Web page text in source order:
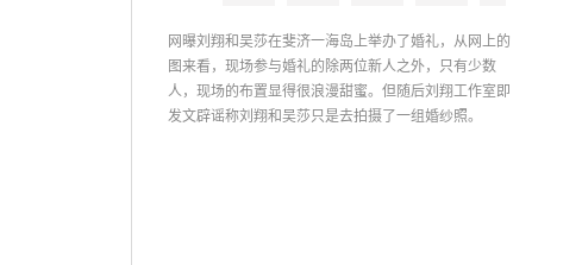
网曝刘翔和吴莎在斐济一海岛上举办了婚礼，从网上的
图来看，现场参与婚礼的除两位新人之外，只有少数
人，现场的布置显得很浪漫甜蜜。但随后刘翔工作室即
发文辟谣称刘翔和吴莎只是去拍摄了一组婚纱照。